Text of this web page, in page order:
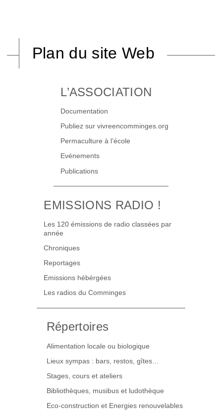
Plan du site Web
L’ASSOCIATION
Documentation
Publiez sur vivreencomminges.org
Permaculture à l’école
Evénements
Publications
EMISSIONS RADIO !
Les 120 émissions de radio classées par
année
Chroniques
Reportages
Emissions hébérgées
Les radios du Comminges
Répertoires
Alimentation locale ou biologique
Lieux sympas : bars, restos, gîtes…
Stages, cours et ateliers
Bibliothèques, musibus et ludothèque
Eco-construction et Energies renouvelables